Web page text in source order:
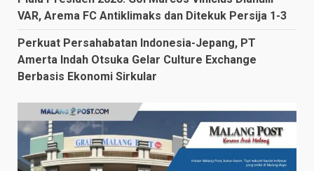
VAR, Arema FC Antiklimaks dan Ditekuk Persija 1-3
Perkuat Persahabatan Indonesia-Jepang, PT
Amerta Indah Otsuka Gelar Culture Exchange
Berbasis Ekonomi Sirkular